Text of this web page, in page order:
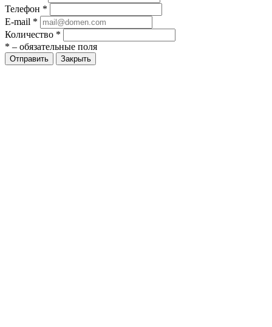
Телефон *
E-mail *
Количество *
* – обязательные поля
Закрыть